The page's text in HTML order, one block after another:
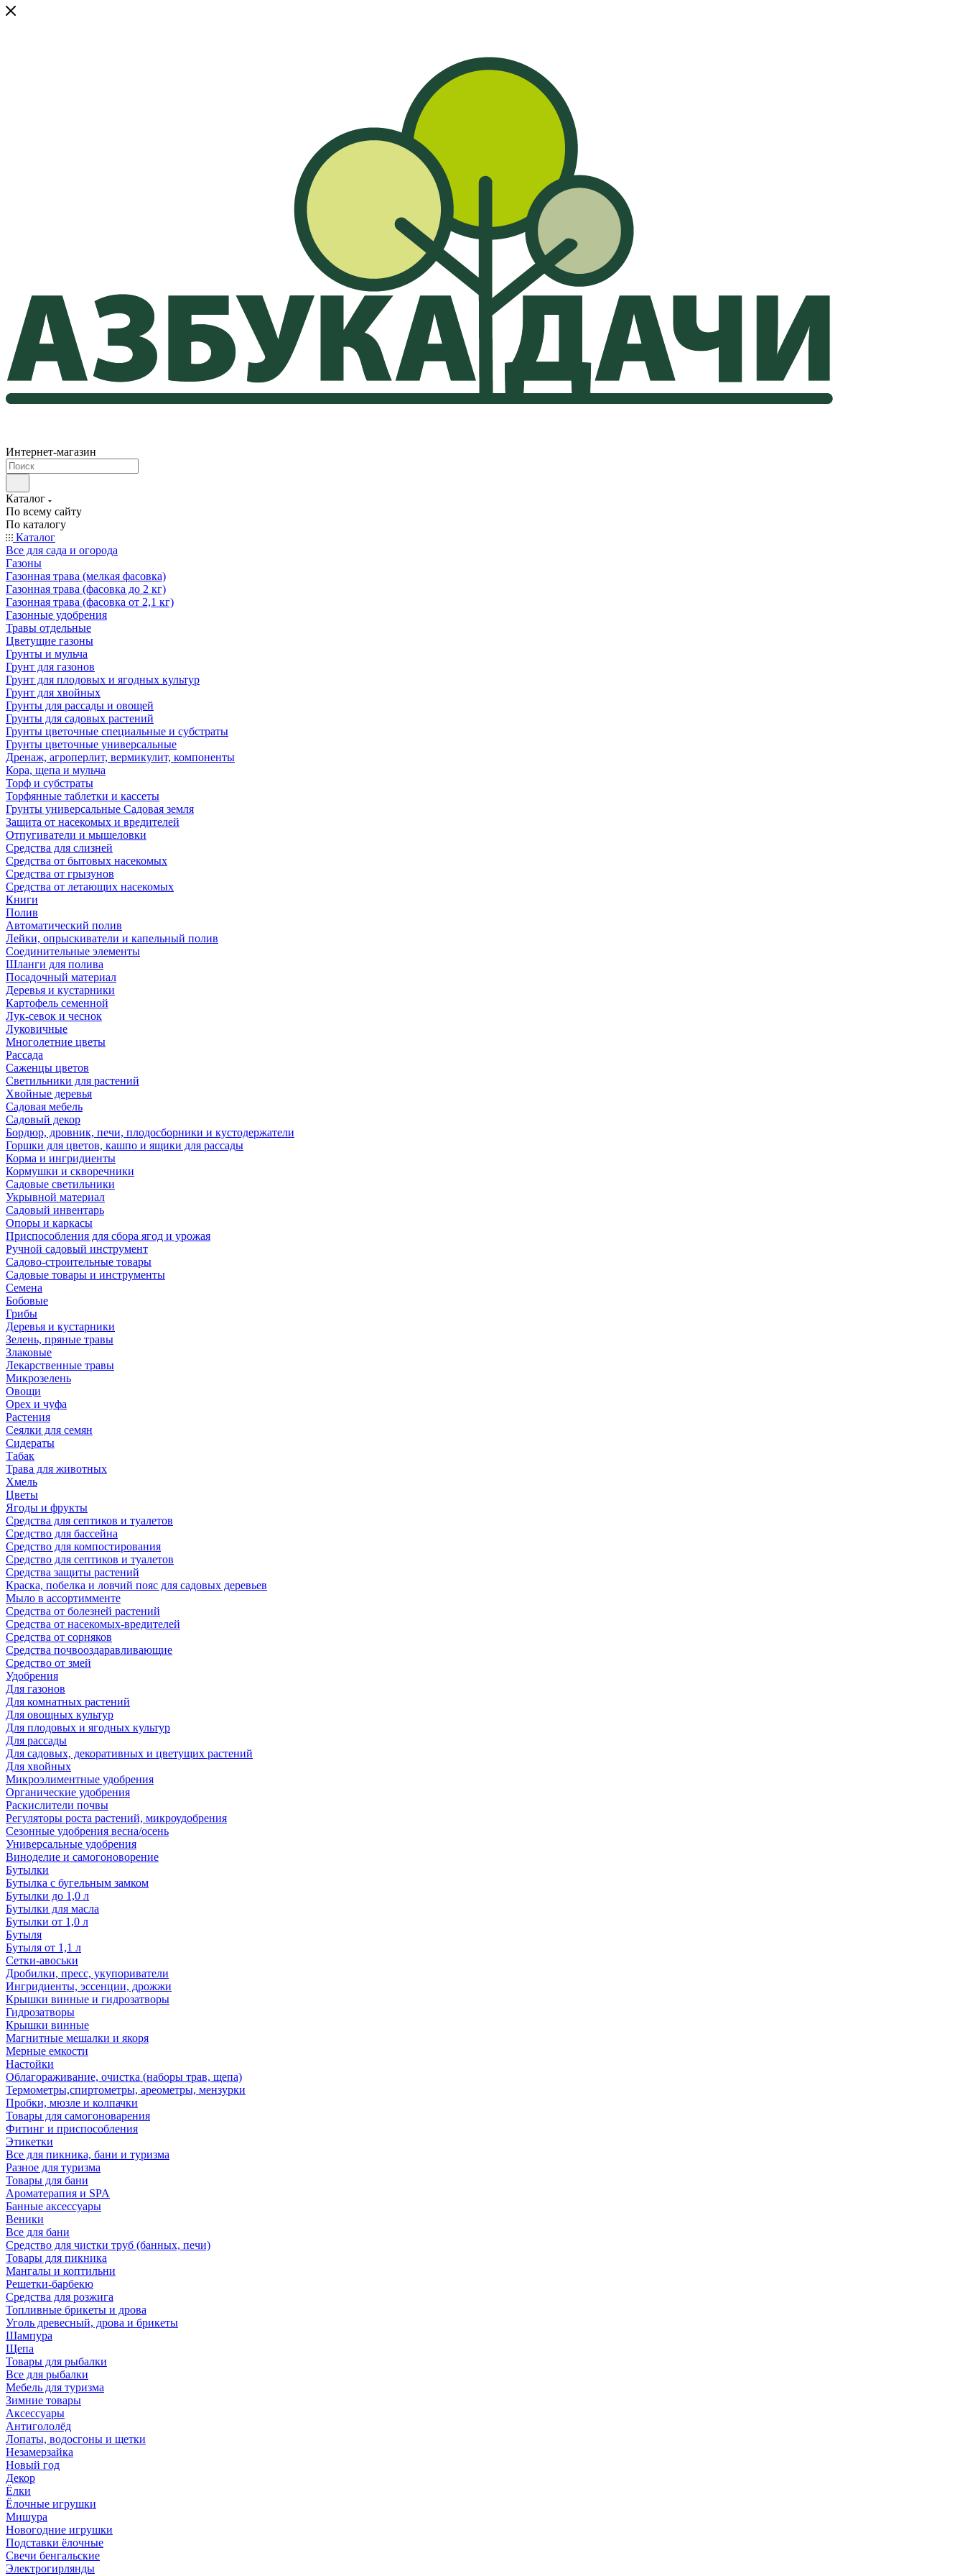
Интернет-магазин
Каталог
По всему сайту
По каталогу
Каталог
Все для сада и огорода
Газоны
Газонная трава (мелкая фасовка)
Газонная трава (фасовка до 2 кг)
Газонная трава (фасовка от 2,1 кг)
Газонные удобрения
Травы отдельные
Цветущие газоны
Грунты и мульча
Грунт для газонов
Грунт для плодовых и ягодных культур
Грунт для хвойных
Грунты для рассады и овощей
Грунты для садовых растений
Грунты цветочные специальные и субстраты
Грунты цветочные универсальные
Дренаж, агроперлит, вермикулит, компоненты
Кора, щепа и мульча
Торф и субстраты
Торфянные таблетки и кассеты
Грунты универсальные Садовая земля
Защита от насекомых и вредителей
Отпугиватели и мышеловки
Средства для слизней
Средства от бытовых насекомых
Средства от грызунов
Средства от летающих насекомых
Книги
Полив
Автоматический полив
Лейки, опрыскиватели и капельный полив
Соединительные элементы
Шланги для полива
Посадочный материал
Деревья и кустарники
Картофель семенной
Лук-севок и чеснок
Луковичные
Многолетние цветы
Рассада
Саженцы цветов
Светильники для растений
Хвойные деревья
Садовая мебель
Садовый декор
Бордюр, дровник, печи, плодосборники и кустодержатели
Горшки для цветов, кашпо и ящики для рассады
Корма и ингридиенты
Кормушки и скворечники
Садовые светильники
Укрывной материал
Садовый инвентарь
Опоры и каркасы
Приспособления для сбора ягод и урожая
Ручной садовый инструмент
Садово-строительные товары
Садовые товары и инструменты
Семена
Бобовые
Грибы
Деревья и кустарники
Зелень, пряные травы
Злаковые
Лекарственные травы
Микрозелень
Овощи
Орех и чуфа
Растения
Сеялки для семян
Сидераты
Табак
Трава для животных
Хмель
Цветы
Ягоды и фрукты
Средства для септиков и туалетов
Средство для бассейна
Средство для компостирования
Средство для септиков и туалетов
Средства защиты растений
Краска, побелка и ловчий пояс для садовых деревьев
Мыло в ассортимменте
Средства от болезней растений
Средства от насекомых-вредителей
Средства от сорняков
Средства почвооздаравливающие
Средство от змей
Удобрения
Для газонов
Для комнатных растений
Для овощных культур
Для плодовых и ягодных культур
Для рассады
Для садовых, декоративных и цветущих растений
Для хвойных
Микроэлиментные удобрения
Органические удобрения
Раскислители почвы
Регуляторы роста растений, микроудобрения
Сезонные удобрения весна/осень
Универсальные удобрения
Виноделие и самогоноворение
Бутылки
Бутылка с бугельным замком
Бутылки до 1,0 л
Бутылки для масла
Бутылки от 1,0 л
Бутыля
Бутыля от 1,1 л
Сетки-авоськи
Дробилки, пресс, укупориватели
Ингридиенты, эссенции, дрожжи
Крышки винные и гидрозатворы
Гидрозатворы
Крышки винные
Магнитные мешалки и якоря
Мерные емкости
Настойки
Облагораживание, очистка (наборы трав, щепа)
Термометры,спиртометры, ареометры, мензурки
Пробки, мюзле и колпачки
Товары для самогоноварения
Фитинг и приспособления
Этикетки
Все для пикника, бани и туризма
Разное для туризма
Товары для бани
Ароматерапия и SPA
Банные аксессуары
Веники
Все для бани
Средство для чистки труб (банных, печи)
Товары для пикника
Мангалы и коптильни
Решетки-барбекю
Средства для розжига
Топливные брикеты и дрова
Уголь древесный, дрова и брикеты
Шампура
Щепа
Товары для рыбалки
Все для рыбалки
Мебель для туризма
Зимние товары
Аксессуары
Антигололёд
Лопаты, водосгоны и щетки
Незамерзайка
Новый год
Декор
Ёлки
Ёлочные игрушки
Мишура
Новогодние игрушки
Подставки ёлочные
Свечи бенгальские
Электрогирлянды